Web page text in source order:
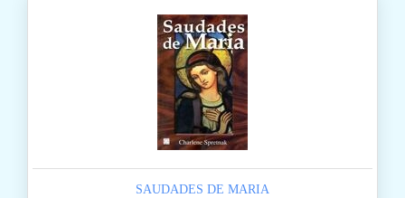
SAUDADES DE MARIA